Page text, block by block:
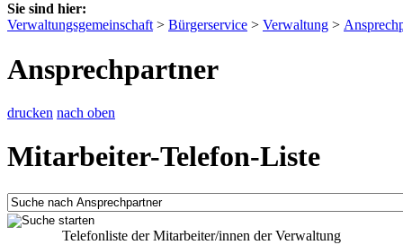
Sie sind hier:
Verwaltungsgemeinschaft > Bürgerservice > Verwaltung >
Ansprechpartner
drucken nach oben
Mitarbeiter-Telefon-Liste
Telefonliste der Mitarbeiter/innen der Verwaltung